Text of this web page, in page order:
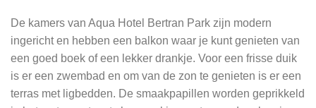
De kamers van Aqua Hotel Bertran Park zijn modern
ingericht en hebben een balkon waar je kunt genieten van
een goed boek of een lekker drankje. Voor een frisse duik
is er een zwembad en om van de zon te genieten is er een
terras met ligbedden. De smaakpapillen worden geprikkeld